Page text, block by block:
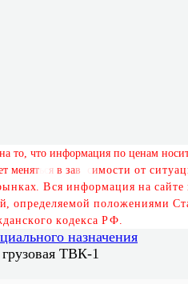
на то, что информация по ценам носи
ет менят ся в зав симости от ситуац
ынках. Вся информация на сайте
й, определяемой положениями Ст
данского кодекса РФ.
назначения
ТВК-1